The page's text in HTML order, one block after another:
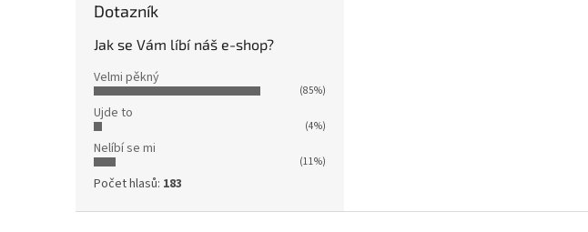
Dotazník
Jak se Vám líbí náš e-shop?
Velmi pěkný
(85%)
Ujde to
(4%)
Nelíbí se mi
(11%)
Počet hlasů: 183